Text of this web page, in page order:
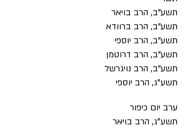
תשע"ב, הרב בויאר
תשע"ב, הרב ברוודא
תשע"ב, הרב יוספי
תשע"ב, הרב דרוטמן
תשע"ב, הרב נויגרשל
תשע"ג, הרב יוספי
ערב יום כיפור
תשע"ג, הרב בויאר